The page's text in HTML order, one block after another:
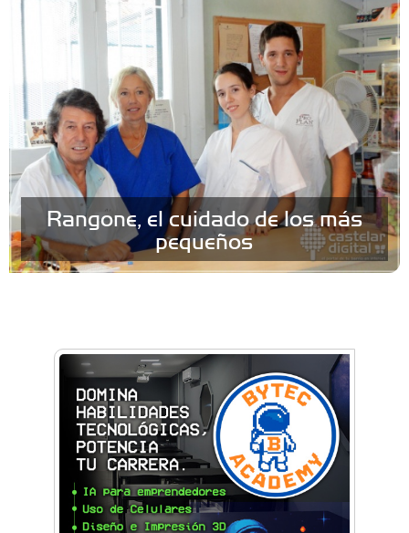
Rangone, el cuidado de los más
pequeños